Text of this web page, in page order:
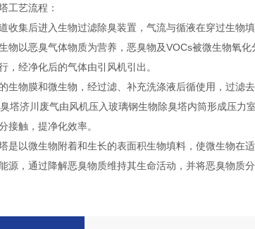
工艺流程：
收集后进入生物过滤除臭装置，气流与循液在穿过生物
物以恶臭气体物质为营养，恶臭物及VOCs被微生物氧
，经净化后的气体由引风机引出。
生物膜和微生物，经过滤、补充洗涤液后循使用，过滤
废气由风机压入玻璃钢生物除臭塔内筒形成压力
接触，提净化效率。
是以微生物附着和生长的表面积生物填料，使微生物在
源，通过降解恶臭物质维持其生命活动，并将恶臭物质